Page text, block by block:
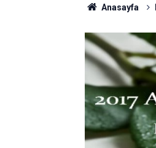
Anasayfa